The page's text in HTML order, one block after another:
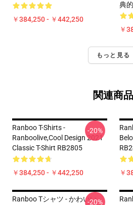
￥384,250 - ￥442,250
典
￥
もっと見る
関連商品
Ranboo T-Shirts -
Ranboolive,cool Design 2021
Classic T-Shirt RB2805
￥384,250 - ￥442,250
-20%
￥
Ranboo Tシャツ - かわいい
-20%